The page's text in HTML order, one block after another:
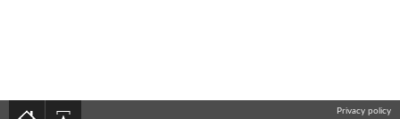
Privacy policy